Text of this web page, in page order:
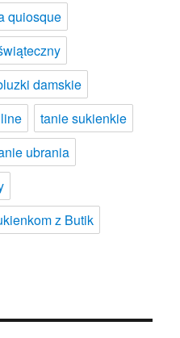
quiosque
damskie
tanie sukienkie
ubrania
z Butik